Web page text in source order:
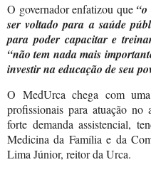
O governador enfatizou que
ser voltado para a saúde
para poder capacitar e
“não tem nada mais
investir na educação de seu
O MedUrca chega com
profissionais para atuação no
forte demanda assistencial,
Medicina da Família e da
Lima Júnior, reitor da Urca.